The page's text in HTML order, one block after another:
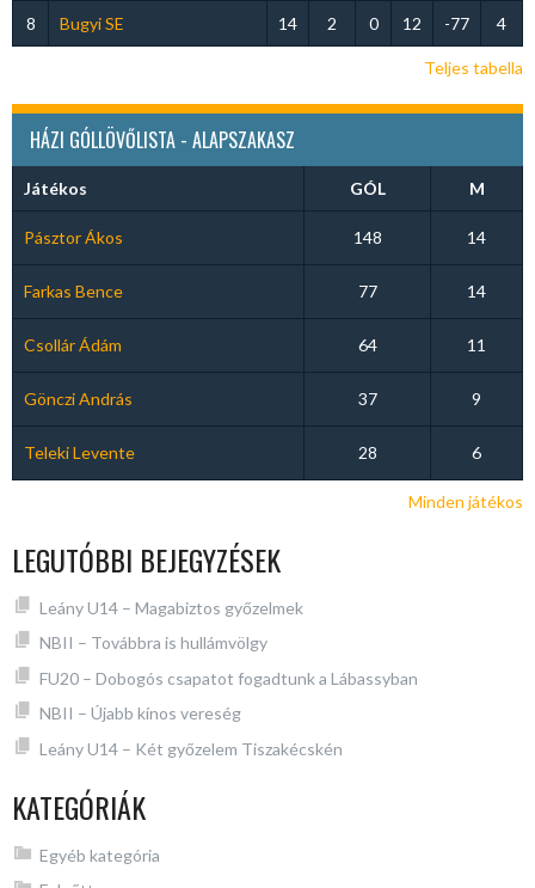
8 Bugyi SE 14 2 0 12 -77 4
Teljes tabella
HÁZI GÓLLÖVŐLISTA - ALAPSZAKASZ
Játékos GÓL M
Pásztor Ákos 148 14
Farkas Bence 77 14
Csollár Ádám 64 11
Gönczi András 37 9
Teleki Levente 28 6
Minden játékos
LEGUTÓBBI BEJEGYZÉSEK
Leány U14 – Magabiztos győzelmek
NBII – Továbbra is hullámvölgy
FU20 – Dobogós csapatot fogadtunk a Lábassyban
NBII – Újabb kínos vereség
Leány U14 – Két győzelem Tiszakécskén
KATEGÓRIÁK
Egyéb kategória